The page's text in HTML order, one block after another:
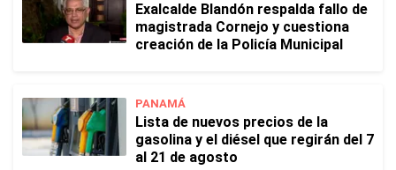
Exalcalde Blandón respalda fallo de
magistrada Cornejo y cuestiona
creación de la Policía Municipal
PANAMÁ
Lista de nuevos precios de la
gasolina y el diésel que regirán del 7
al 21 de agosto